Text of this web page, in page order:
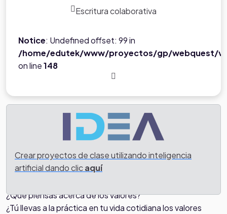
Escritura colaborativa
Notice: Undefined offset: 99 in
/home/edutek/www/proyectos/gp/webquest/
on line148
Crear proyectos de clase utilizando inteligencia
artificial dando clicaquí
Después de indagar sobre qué son los valores, que
significan algunos de ellos y demás, se deberá contestar
¿Qué piensas acerca de los valores?
¿Tú llevas a la práctica en tu vida cotidiana los valores